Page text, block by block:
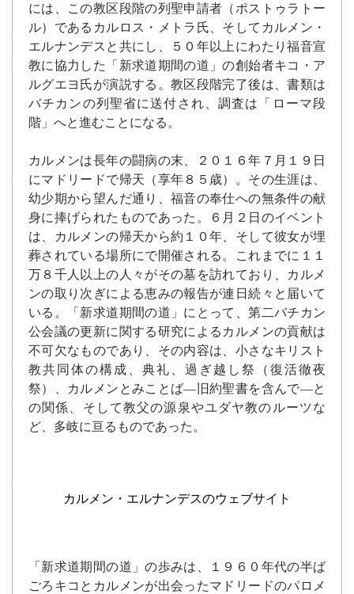
には、この教区段階の列聖申請者（ポストゥラトー
ル）であるカルロス・メトラ氏、そしてカルメン・
エルナンデスと共にし、５０年以上にわたり福音宣
教に協力した「新求道期間の道」の創始者キコ・ア
ルグエヨ氏が演説する。教区段階完了後は、書類は
バチカンの列聖省に送付され、調査は「ローマ段
階」へと進むことになる。
カルメンは長年の闘病の末、２０１６年７月１９日
にマドリードで帰天（享年８５歳）。その生涯は、
幼少期から望んだ通り、福音の奉仕への無条件の献
身に捧げられたものであった。６月２日のイベント
は、カルメンの帰天から約１０年、そして彼女が埋
葬されている場所にで開催される。これまでに１１
万８千人以上の人々がその墓を訪れており、カルメ
ンの取り次ぎによる恵みの報告が連日続々と届いて
いる。「新求道期間の道」にとって、第二バチカン
公会議の更新に関する研究によるカルメンの貢献は
不可欠なものであり、その内容は、小さなキリスト
教共同体の構成、典礼、過ぎ越し祭（復活徹夜
祭）、カルメンとみことば―旧約聖書を含んで―と
の関係、そして教父の源泉やユダヤ教のルーツな
ど、多岐に亘るものであった。
カルメン・エルナンデスのウェブサイト
「新求道期間の道」の歩みは、１９６０年代の半ば
ごろキコとカルメンが出会ったマドリードのパロメ